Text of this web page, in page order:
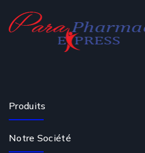
Produits
Notre Société